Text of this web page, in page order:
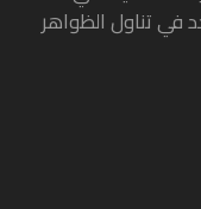
تناول الظواهر